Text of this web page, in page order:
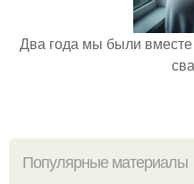
Два года мы были
Популярные материалы